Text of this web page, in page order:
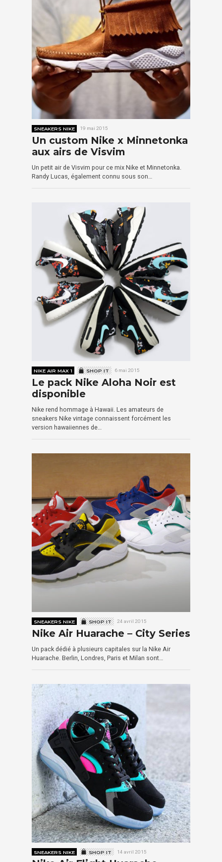
SNEAKERS NIKE 19 mai 2015
Un custom Nike x Minnetonka
aux airs de Visvim
Un petit air de Visvim pour ce mix Nike et Minnetonka.
Randy Lucas, également connu sous son…
NIKE AIR MAX 1 SHOP IT 6 mai 2015
Le pack Nike Aloha Noir est
disponible
Nike rend hommage à Hawaii. Les amateurs de
sneakers Nike vintage connaissent forcément les
version hawaiiennes de…
SNEAKERS NIKE SHOP IT 24 avril 2015
Nike Air Huarache – City Series
Un pack dédié à plusieurs capitales sur la Nike Air
Huarache. Berlin, Londres, Paris et Milan sont…
SNEAKERS NIKE SHOP IT 14 avril 2015